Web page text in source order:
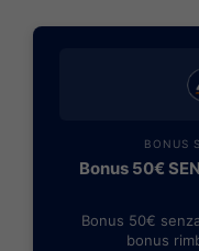
BONUS
Bonus 50€
Bonus 50€
bonus